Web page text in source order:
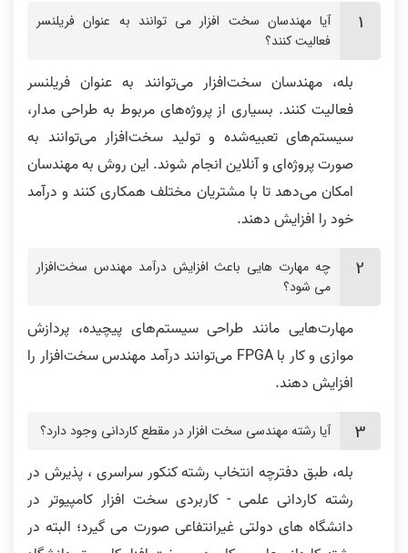
آیا مهندسان سخت افزار می توانند به عنوان فریلنسر
فعالیت کنند؟
بله، مهندسان سخت‌افزار می‌توانند به عنوان فریلنسر
فعالیت کنند. بسیاری از پروژه‌های مربوط به طراحی مدار،
سیستم‌های تعبیه‌شده و تولید سخت‌افزار می‌توانند به
صورت پروژه‌ای و آنلاین انجام شوند. این روش به مهندسان
امکان می‌دهد تا با مشتریان مختلف همکاری کنند و درآمد
خود را افزایش دهند.
چه مهارت هایی باعث افزایش درآمد مهندس سخت‌افزار
می شود؟
مهارت‌هایی مانند طراحی سیستم‌های پیچیده، پردازش
موازی و کار با FPGA می‌توانند درآمد مهندس سخت‌افزار را
افزایش دهند.
آیا رشته مهندسی سخت افزار در مقطع کاردانی وجود دارد؟
بله، طبق دفترچه انتخاب رشته کنکور سراسری ، پذیرش در
رشته کاردانی علمی - کاربردی سخت افزار کامپیوتر در
دانشگاه های دولتی غیرانتفاعی صورت می گیرد؛ البته در